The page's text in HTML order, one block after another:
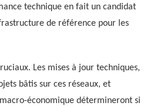
technique en fait un candidat
de référence pour les
Les mises à jour techniques,
bâtis sur ces réseaux, et
économique détermineront si